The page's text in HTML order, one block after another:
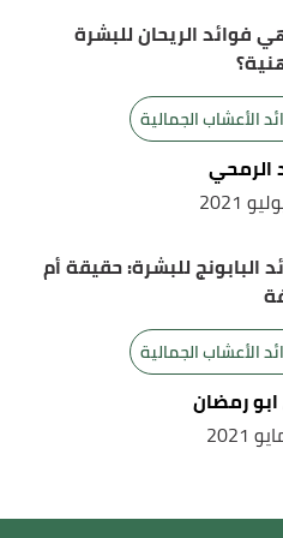
ARCHIVES OF
,webmd,
فوائد الريحان للبشرة
الأعشاب الجمالية
الرمحي
البابونج للبشرة: حقيقة أم
الأعشاب الجمالية
رمضان